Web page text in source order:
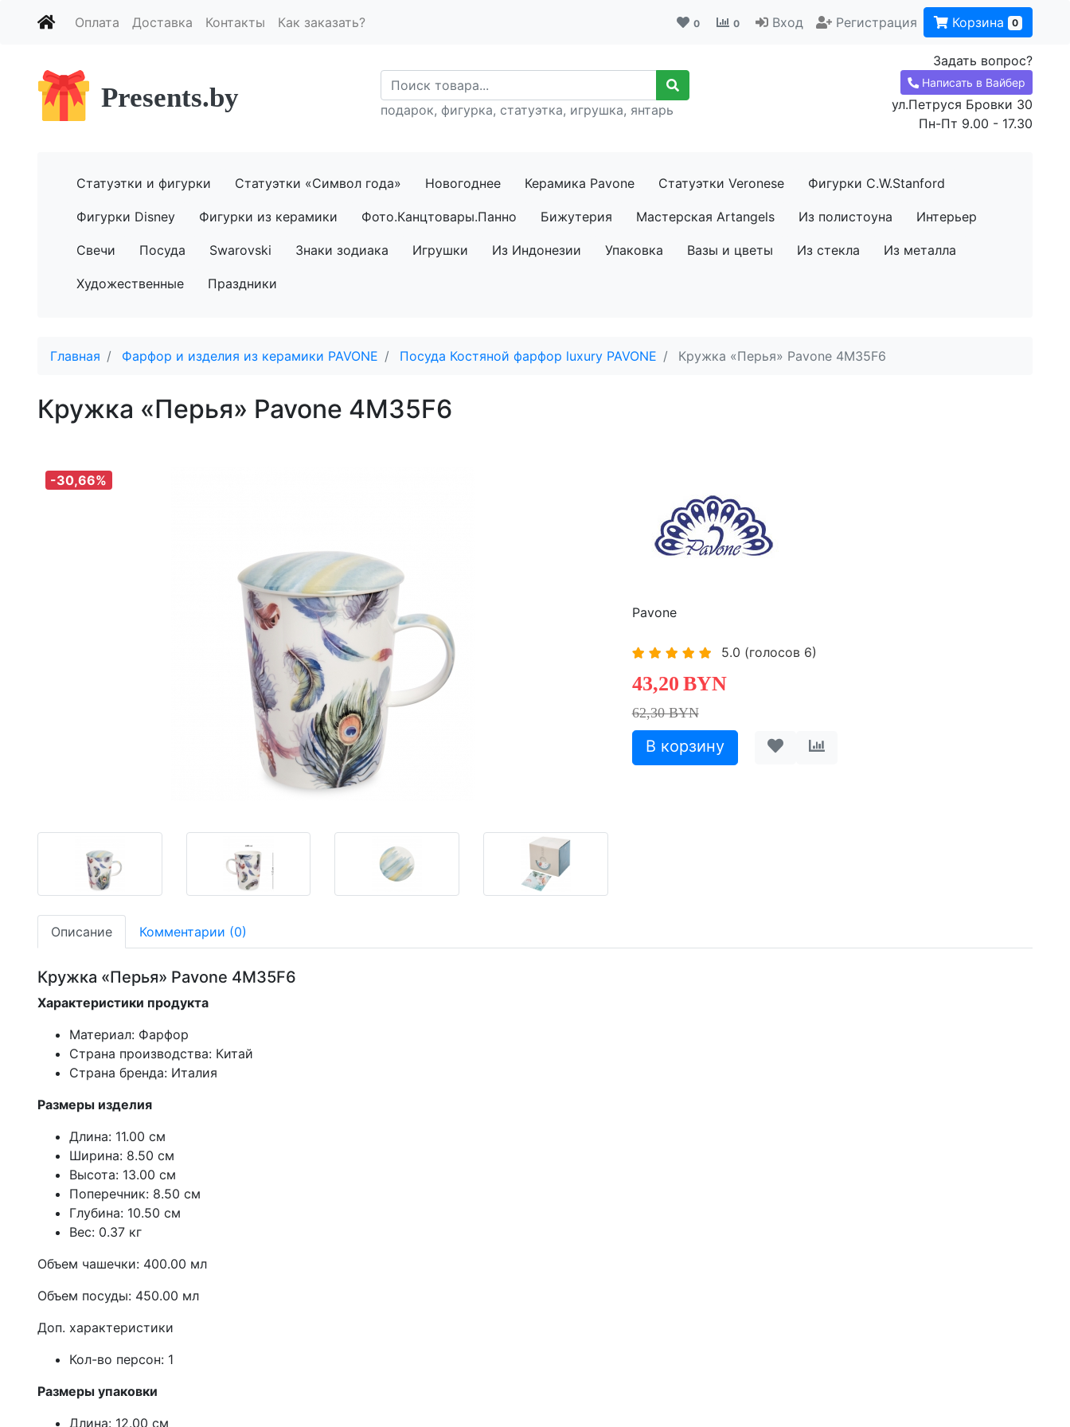
Оплата Доставка Контакты Как заказать? 0 0 Вход Регистрация Корзина 0
Presents.by подарок, фигурка, статуэтка, игрушка, янтарь
Задать вопрос?
Написать в Вайбер
ул.Петруся Бровки 30
Пн-Пт 9.00 - 17.30
Статуэтки и фигурки Статуэтки «Символ года» Новогоднее Керамика Pavone Статуэтки Veronese Фигурки C.W.Stanford
Фигурки Disney Фигурки из керамики Фото.Канцтовары.Панно Бижутерия Мастерская Artangels Из полистоуна Интерьер
Свечи Посуда Swarovski Знаки зодиака Игрушки Из Индонезии Упаковка Вазы и цветы Из стекла Из металла
Художественные Праздники
Главная Фарфор и изделия из керамики PAVONE Посуда Костяной фарфор luxury PAVONE Кружка «Перья» Pavone 4M35F6
Кружка «Перья» Pavone 4M35F6
-30,66%
-30,66%
-30,66%
-30,66%
Pavone
5.0 (голосов 6)
43,20 BYN
62,30 BYN
Описание Комментарии (0)
Кружка «Перья» Pavone 4M35F6
Характеристики продукта
Материал: Фарфор
Страна производства: Китай
Страна бренда: Италия
Размеры изделия
Длина: 11.00 см
Ширина: 8.50 см
Высота: 13.00 см
Поперечник: 8.50 см
Глубина: 10.50 см
Вес: 0.37 кг
Объем чашечки: 400.00 мл
Объем посуды: 450.00 мл
Доп. характеристики
Кол-во персон: 1
Размеры упаковки
Длина: 12.00 см